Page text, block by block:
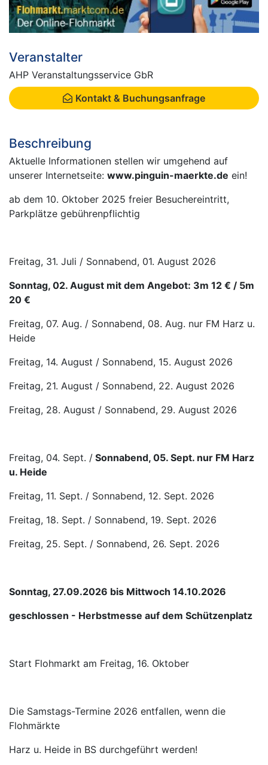
Veranstalter
AHP Veranstaltungsservice GbR
Kontakt & Buchungsanfrage
Beschreibung
Aktuelle Informationen stellen wir umgehend auf
unserer Internetseite: www.pinguin-maerkte.de ein!
ab dem 10. Oktober 2025 freier Besuchereintritt,
Parkplätze gebührenpflichtig
Freitag, 31. Juli / Sonnabend, 01. August 2026
Sonntag, 02. August mit dem Angebot: 3m 12 € / 5m
20 €
Freitag, 07. Aug. / Sonnabend, 08. Aug. nur FM Harz u.
Heide
Freitag, 14. August / Sonnabend, 15. August 2026
Freitag, 21. August / Sonnabend, 22. August 2026
Freitag, 28. August / Sonnabend, 29. August 2026
Freitag, 04. Sept. / Sonnabend, 05. Sept. nur FM Harz
u. Heide
Freitag, 11. Sept. / Sonnabend, 12. Sept. 2026
Freitag, 18. Sept. / Sonnabend, 19. Sept. 2026
Freitag, 25. Sept. / Sonnabend, 26. Sept. 2026
Sonntag, 27.09.2026 bis Mittwoch 14.10.2026
geschlossen - Herbstmesse auf dem Schützenplatz
Start Flohmarkt am Freitag, 16. Oktober
Die Samstags-Termine 2026 entfallen, wenn die
Flohmärkte
Harz u. Heide in BS durchgeführt werden!